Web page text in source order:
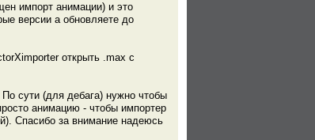
импорт анимации) и это
версии а обновляете до
открыть .max с
сути (для дебага) нужно чтобы
анимацию - чтобы импортер
Спасибо за внимание надеюсь